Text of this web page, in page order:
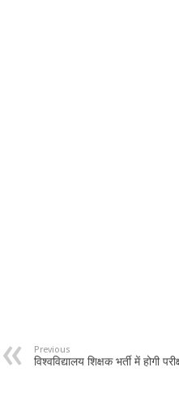
Previous
विश्वविद्यालय शिक्षक भर्ती में होगी